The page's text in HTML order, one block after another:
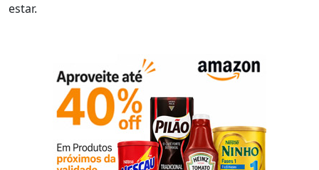
estar.